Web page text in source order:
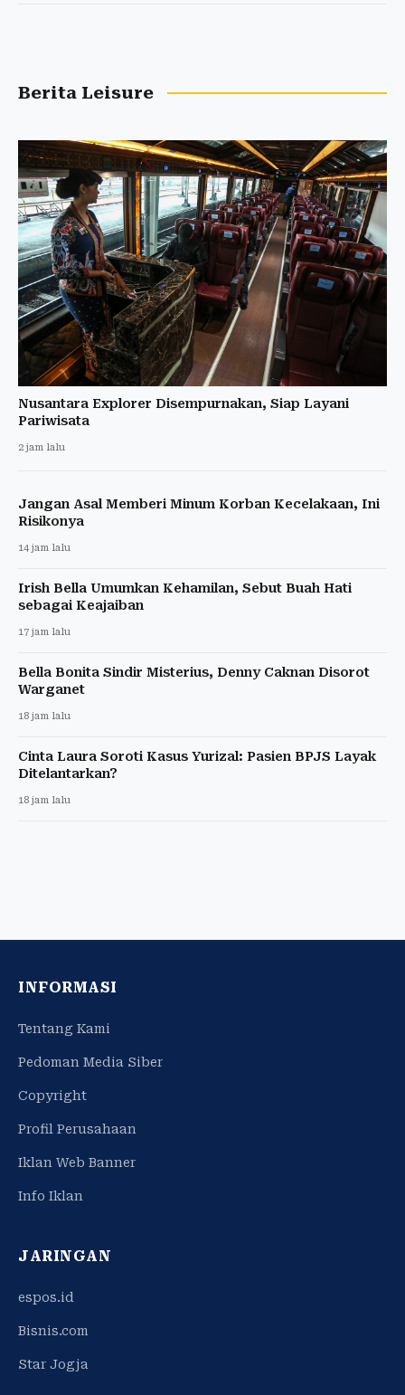
Berita Leisure
Nusantara Explorer Disempurnakan, Siap Layani
Pariwisata
2 jam lalu
Jangan Asal Memberi Minum Korban Kecelakaan, Ini
Risikonya
14 jam lalu
Irish Bella Umumkan Kehamilan, Sebut Buah Hati
sebagai Keajaiban
17 jam lalu
Bella Bonita Sindir Misterius, Denny Caknan Disorot
Warganet
18 jam lalu
Cinta Laura Soroti Kasus Yurizal: Pasien BPJS Layak
Ditelantarkan?
18 jam lalu
INFORMASI
Tentang Kami
Pedoman Media Siber
Copyright
Profil Perusahaan
Iklan Web Banner
Info Iklan
JARINGAN
espos.id
Bisnis.com
Star Jogja